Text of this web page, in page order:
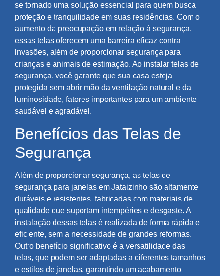
se tornado uma solução essencial para quem busca
proteção e tranquilidade em suas residências. Com o
aumento da preocupação em relação à segurança,
essas telas oferecem uma barreira eficaz contra
invasões, além de proporcionar segurança para
crianças e animais de estimação. Ao instalar telas de
segurança, você garante que sua casa esteja
protegida sem abrir mão da ventilação natural e da
luminosidade, fatores importantes para um ambiente
saudável e agradável.
Benefícios das Telas de
Segurança
Além de proporcionar segurança, as telas de
segurança para janelas em Jataizinho são altamente
duráveis e resistentes, fabricadas com materiais de
qualidade que suportam intempéries e desgaste. A
instalação dessas telas é realizada de forma rápida e
eficiente, sem a necessidade de grandes reformas.
Outro benefício significativo é a versatilidade das
telas, que podem ser adaptadas a diferentes tamanhos
e estilos de janelas, garantindo um acabamento